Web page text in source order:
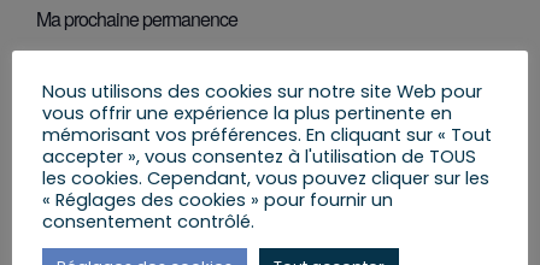
Ma prochaine permanence
Notice
Actualité par catégories
Mes Actions
Réformes et Lois
Nous utilisons des cookies sur notre site Web pour
vous offrir une expérience la plus pertinente en
mémorisant vos préférences. En cliquant sur « Tout
accepter », vous consentez à l'utilisation de TOUS
les cookies. Cependant, vous pouvez cliquer sur les
« Réglages des cookies » pour fournir un
consentement contrôlé.